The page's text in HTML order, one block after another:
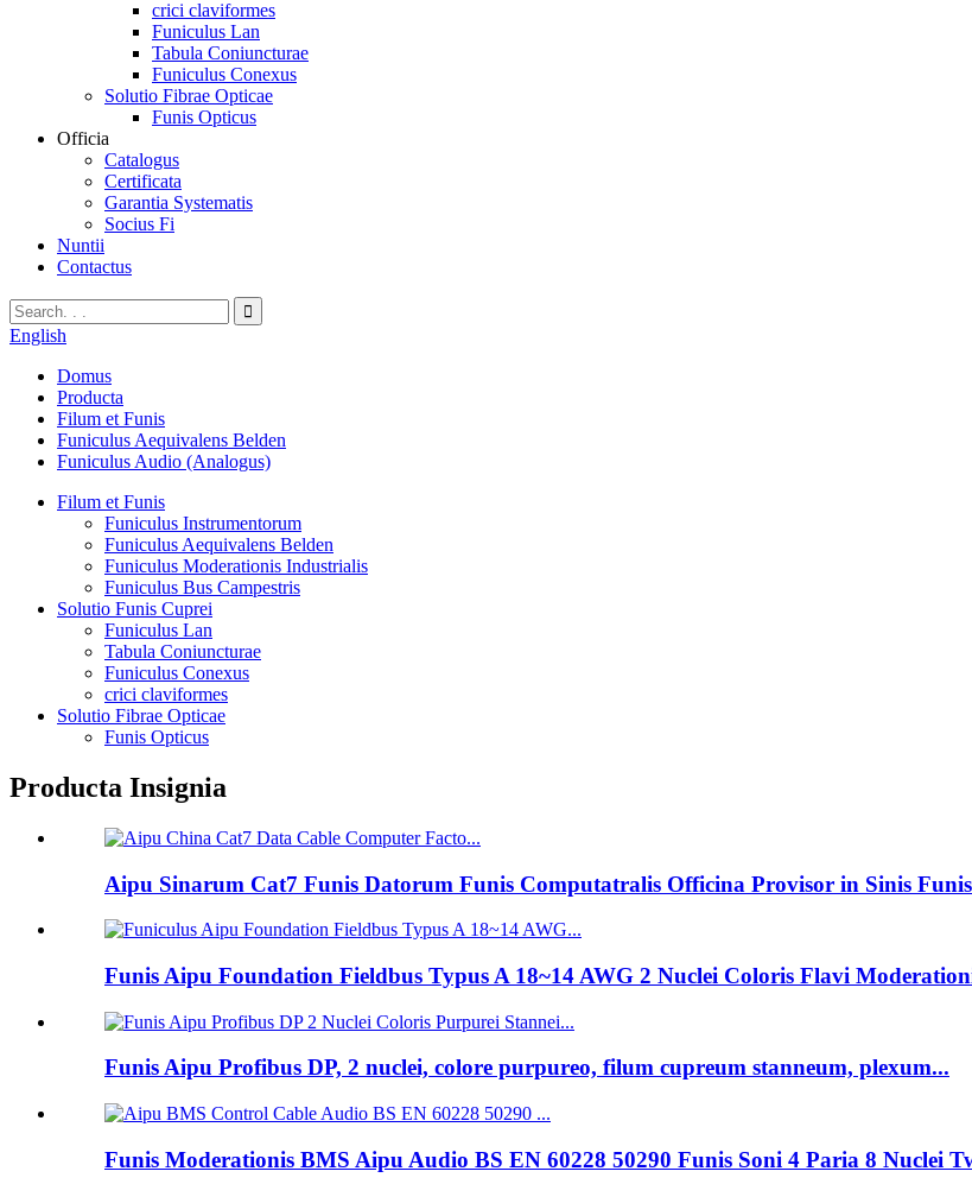
crici claviformes
Funiculus Lan
Tabula Coniuncturae
Funiculus Conexus
Solutio Fibrae Opticae
Funis Opticus
Officia
Catalogus
Certificata
Garantia Systematis
Socius Fi
Nuntii
Contactus
English
Domus
Producta
Filum et Funis
Funiculus Aequivalens Belden
Funiculus Audio (Analogus)
Filum et Funis
Funiculus Instrumentorum
Funiculus Aequivalens Belden
Funiculus Moderationis Industrialis
Funiculus Bus Campestris
Solutio Funis Cuprei
Funiculus Lan
Tabula Coniuncturae
Funiculus Conexus
crici claviformes
Solutio Fibrae Opticae
Funis Opticus
Producta Insignia
Aipu Sinarum Cat7 Funis Datorum Funis Computatralis Officina Provisor in Sinis
Funis Aipu Foundation Fieldbus Typus A 18~14 AWG 2 Nuclei Coloris Flavi
Funis Aipu Profibus DP, 2 nuclei, colore purpureo, filum cupreum stanneum, plexum...
Funis Moderationis BMS Aipu Audio BS EN 60228 50290 Funis Soni 4 Paria 8 Nuclei